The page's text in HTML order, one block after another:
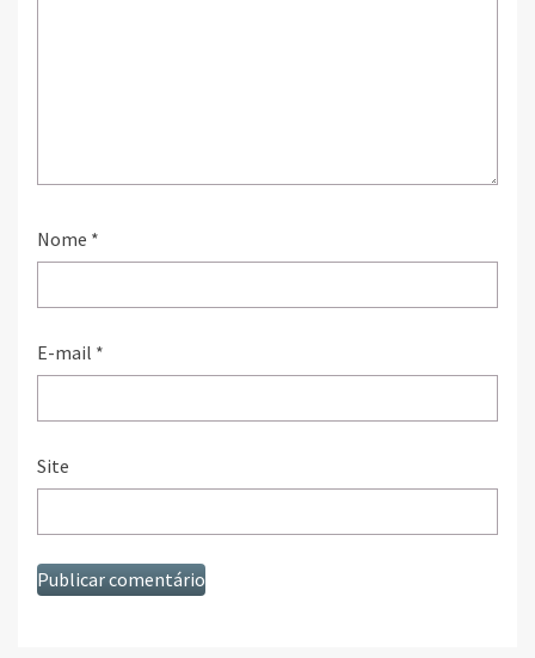
Nome *
E-mail *
Site